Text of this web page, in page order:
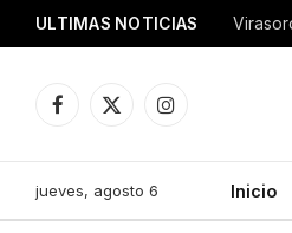
ULTIMAS NOTICIAS
Facebook
X
Instagram
jueves, agosto 6 Inicio